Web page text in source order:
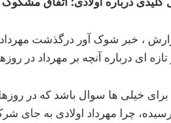
تازه ای درباره آنچه بر مهرداد
برای خیلی ها سوال باشد که در
چرا مهرداد اولادی به جای